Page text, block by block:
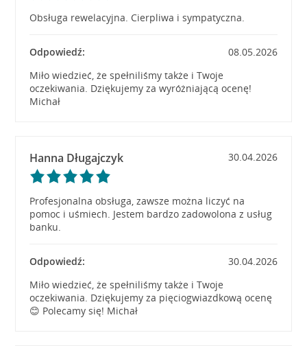
Obsługa rewelacyjna. Cierpliwa i sympatyczna.
Odpowiedź:
08.05.2026
Miło wiedzieć, że spełniliśmy także i Twoje
oczekiwania. Dziękujemy za wyróżniającą ocenę!
Michał
Hanna Długajczyk 30.04.2026
Profesjonalna obsługa, zawsze można liczyć na
pomoc i uśmiech. Jestem bardzo zadowolona z usług
banku.
Odpowiedź:
30.04.2026
Miło wiedzieć, że spełniliśmy także i Twoje
oczekiwania. Dziękujemy za pięciogwiazdkową ocenę
😊 Polecamy się! Michał